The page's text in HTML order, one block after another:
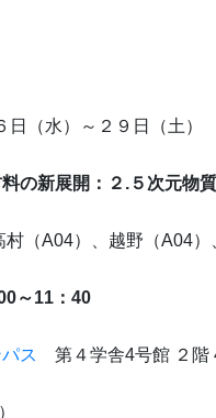
日（水）～２９日（土）
の新展開：２.５次元物
越野（A04）、松田
～11：40
パス 第４学舎4号館 ２階